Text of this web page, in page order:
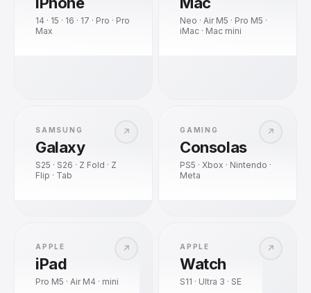
14 · 15 · 16 · 17 · Pro · Pro
Max
Neo · Air M5 · Pro M5 ·
iMac · Mac mini
↗
SAMSUNG
Galaxy
S25 · S26 · Z Fold · Z
Flip · Tab
↗
GAMING
Consolas
PS5 · Xbox · Nintendo ·
Meta
↗
APPLE
iPad
Pro M5 · Air M4 · mini
↗
APPLE
Watch
S11 · Ultra 3 · SE